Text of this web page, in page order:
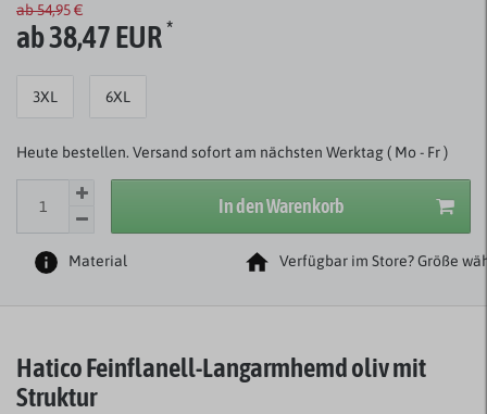
ab 54,95 €
ab 38,47 EUR*
3XL 6XL
Heute bestellen. Versand sofort am nächsten Werktag ( Mo - Fr )
In den Warenkorb
Material Verfügbar im Store? Größe
Hatico Feinflanell-Langarmhemd oliv mit
Struktur